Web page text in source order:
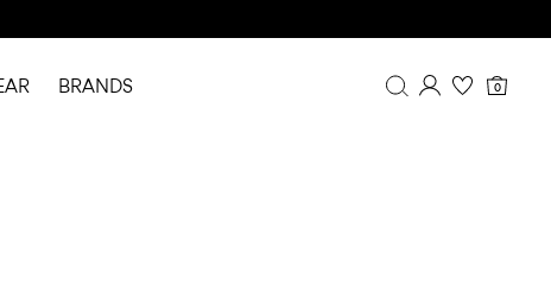
0
BRANDS